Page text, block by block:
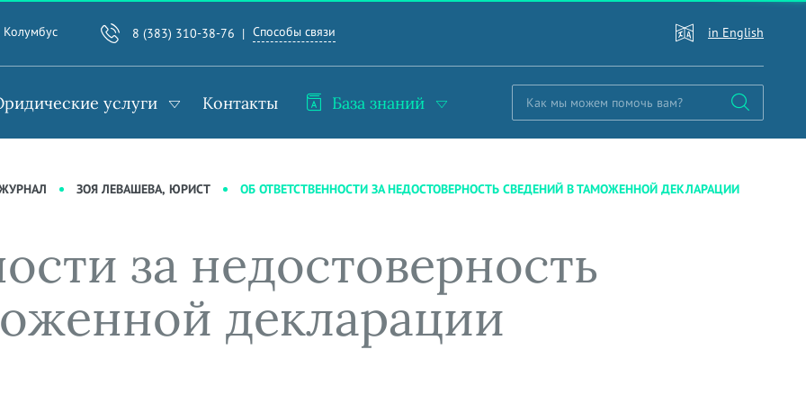
Колумбус 8 (383) 310-38-76 Способы связи in English
услуги Контакты База знаний
ЗОЯ ЛЕВАШЕВА, ЮРИСТ ОБ ОТВЕТСТВЕННОСТИ ЗА НЕДОСТОВЕРНОСТЬ СВЕДЕНИЙ В ТАМОЖЕННОЙ ДЕКЛАРАЦИИ
за недостоверность
декларации